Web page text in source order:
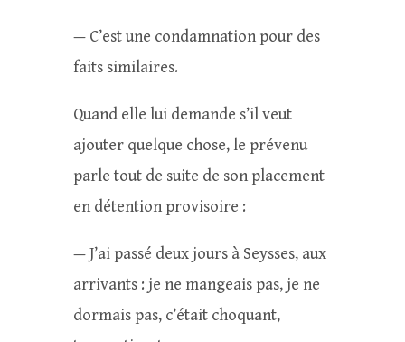
— C’est une condamnation pour des
faits similaires.
Quand elle lui demande s’il veut
ajouter quelque chose, le prévenu
parle tout de suite de son placement
en détention provisoire :
— J’ai passé deux jours à Seysses, aux
arrivants : je ne mangeais pas, je ne
dormais pas, c’était choquant,